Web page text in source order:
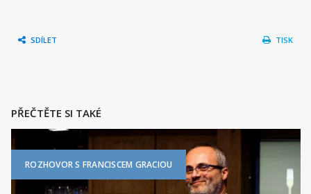
SDÍLET TISK
PŘEČTĚTE SI TAKÉ
ROZHOVOR S FRANCISCEM GRACIOU